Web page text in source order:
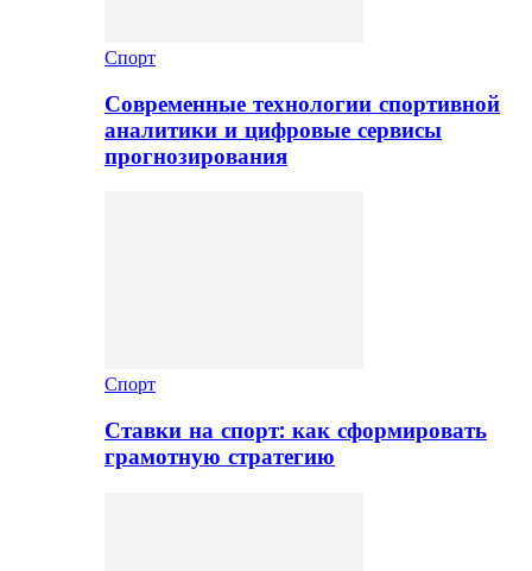
Спорт
Современные технологии спортивной
аналитики и цифровые сервисы
прогнозирования
Спорт
Ставки на спорт: как сформировать
грамотную стратегию